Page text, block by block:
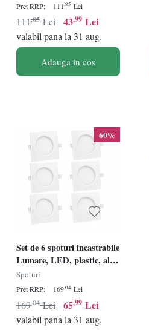
Pret RRP: 111,85 Lei
43,99 Lei
111,85 Lei
valabil pana la 31 aug.
Adauga in cos
60%
Set de 6 spoturi incastrabile
Lumare, LED, plastic, alb,
11,5 cm
Spoturi
Pret RRP: 169,04 Lei
65,99 Lei
169,04 Lei
valabil pana la 31 aug.